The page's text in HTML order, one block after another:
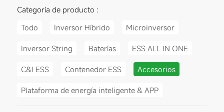
Categoría de producto :
Todo
Inversor Híbrido Microinversor
Inversor String Baterías ESS ALL IN ONE
C&I ESS Contenedor ESS Accesorios
Plataforma de energía inteligente & APP